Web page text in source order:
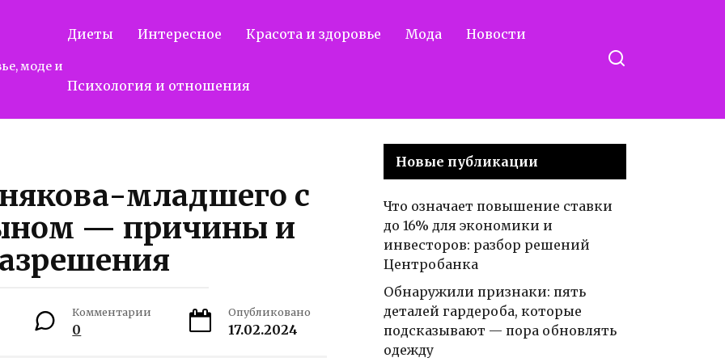
моде и
Диеты Интересное Красота и здоровье Мода Новости
Психология и отношения
младшего с
— причины и
Комментарии
0
Опубликовано
17.02.2024
Новые публикации
Что означает повышение ставки
до 16% для экономики и
инвесторов: разбор решений
Центробанка
Обнаружили признаки: пять
деталей гардероба, которые
подсказывают — пора обновлять
одежду